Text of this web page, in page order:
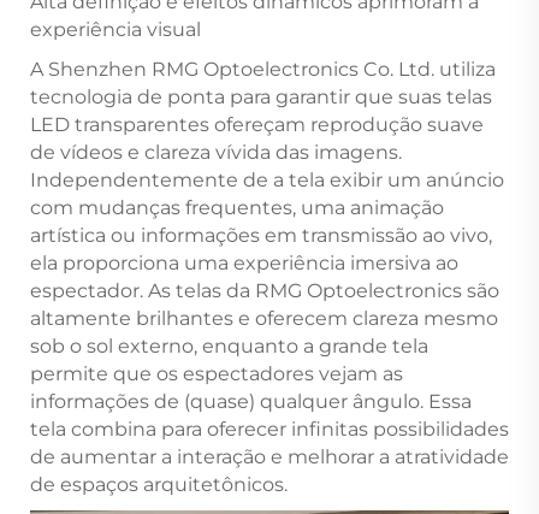
experiência visual
A Shenzhen RMG Optoelectronics Co. Ltd. utiliza
tecnologia de ponta para garantir que suas telas
LED transparentes ofereçam reprodução suave
de vídeos e clareza vívida das imagens.
Independentemente de a tela exibir um anúncio
com mudanças frequentes, uma animação
artística ou informações em transmissão ao vivo,
ela proporciona uma experiência imersiva ao
espectador. As telas da RMG Optoelectronics são
altamente brilhantes e oferecem clareza mesmo
sob o sol externo, enquanto a grande tela
permite que os espectadores vejam as
informações de (quase) qualquer ângulo. Essa
tela combina para oferecer infinitas possibilidades
de aumentar a interação e melhorar a atratividade
de espaços arquitetônicos.